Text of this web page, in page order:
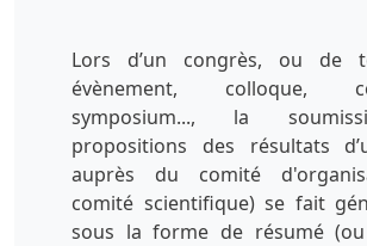
Lors d’un congrès, ou de
évènement, colloque,
symposium..., la
propositions des résultats
auprès du comité
comité scientifique) se fait
sous la forme de résumé (ou